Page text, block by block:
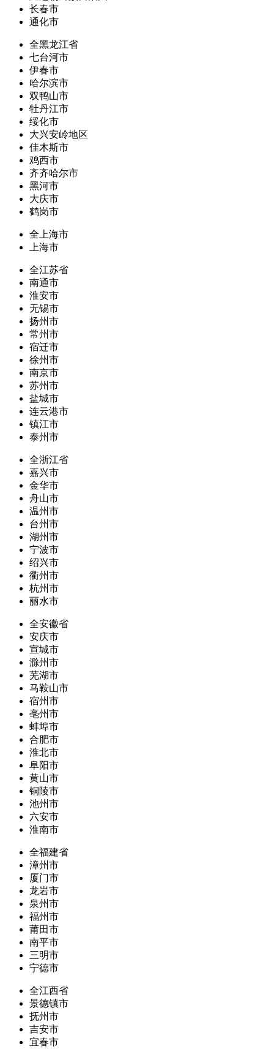
长春市
通化市
全黑龙江省
七台河市
伊春市
哈尔滨市
双鸭山市
牡丹江市
绥化市
大兴安岭地区
佳木斯市
鸡西市
齐齐哈尔市
黑河市
大庆市
鹤岗市
全上海市
上海市
全江苏省
南通市
淮安市
无锡市
扬州市
常州市
宿迁市
徐州市
南京市
苏州市
盐城市
连云港市
镇江市
泰州市
全浙江省
嘉兴市
金华市
舟山市
温州市
台州市
湖州市
宁波市
绍兴市
衢州市
杭州市
丽水市
全安徽省
安庆市
宣城市
滁州市
芜湖市
马鞍山市
宿州市
亳州市
蚌埠市
合肥市
淮北市
阜阳市
黄山市
铜陵市
池州市
六安市
淮南市
全福建省
漳州市
厦门市
龙岩市
泉州市
福州市
莆田市
南平市
三明市
宁德市
全江西省
景德镇市
抚州市
吉安市
宜春市